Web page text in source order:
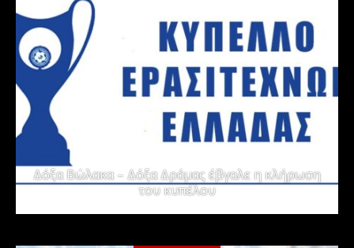
Δόξα Βώλακα – Δόξα Δράμας έβγαλε η κλήρωση
του κυπέλου